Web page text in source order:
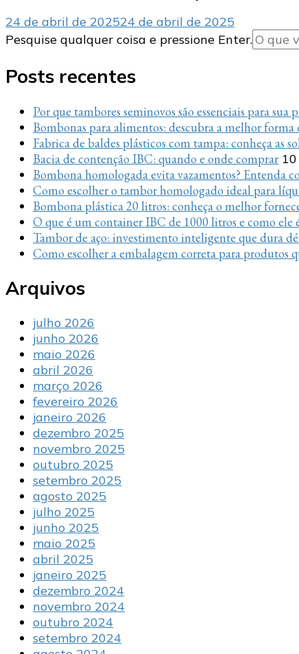
24 de abril de 202524 de abril de 2025
Procurando
Pesquise qualquer coisa e pressione Enter.
Posts recentes
Por que tambores seminovos são essenciais para sua
Bombonas para alimentos: descubra a melhor forma
Fabrica de baldes plásticos com tampa: conheça as
Bacia de contenção IBC: quando e onde comprar
Bombona homologada evita vazamentos? Entenda
Como escolher o tambor homologado ideal para
Bombona plástica 20 litros: conheça o melhor
O que é um container IBC de 1000 litros e como ele
Tambor de aço: investimento inteligente que dura
Como escolher a embalagem correta para produtos
Arquivos
julho 2026
junho 2026
maio 2026
abril 2026
março 2026
fevereiro 2026
janeiro 2026
dezembro 2025
novembro 2025
outubro 2025
setembro 2025
agosto 2025
julho 2025
junho 2025
maio 2025
abril 2025
janeiro 2025
dezembro 2024
novembro 2024
outubro 2024
setembro 2024